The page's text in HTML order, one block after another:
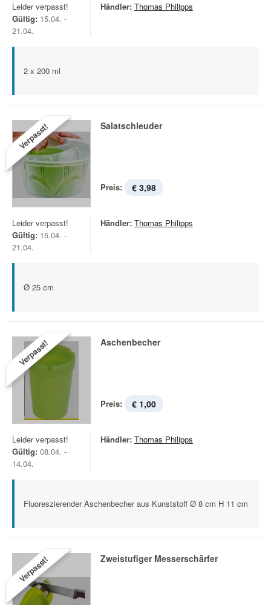
Leider verpasst!
Gültig: 15.04. -
21.04.
Händler: Thomas Philipps
2 x 200 ml
Verpasst! Salatschleuder
Preis: € 3,98
Leider verpasst!
Gültig: 15.04. -
21.04.
Händler: Thomas Philipps
Ø 25 cm
Verpasst! Aschenbecher
Preis: € 1,00
Leider verpasst!
Gültig: 08.04. -
14.04.
Händler: Thomas Philipps
Fluoreszierender Aschenbecher aus Kunststoff Ø 8 cm H 11 cm
Verpasst! Zweistufiger Messerschärfer